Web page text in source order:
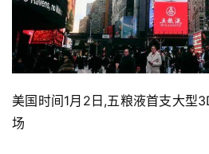
美国时间1月2日,五粮液首支大型
场